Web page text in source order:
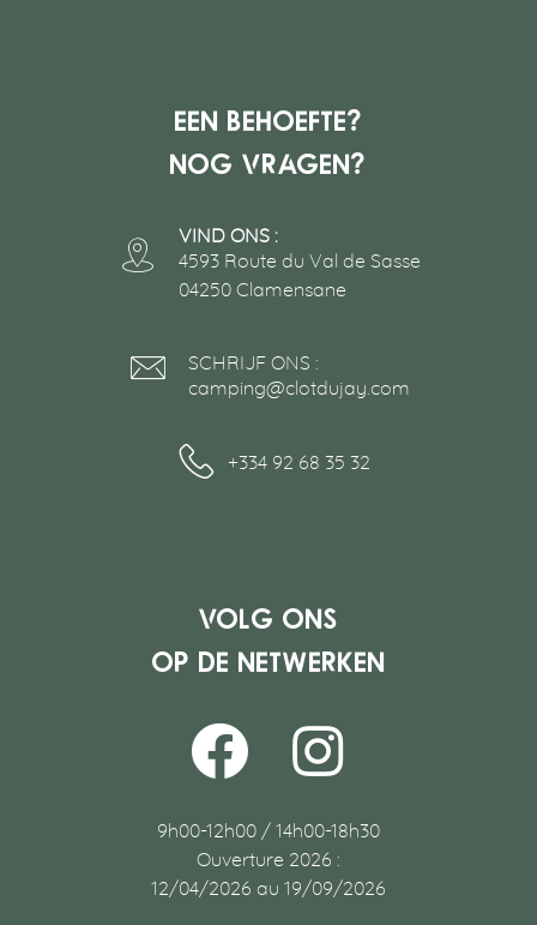
Een behoefte?
Nog vragen?
SCHRIJF ONS :
camping@clotdujay.com
VIND ONS :
4593 Route du Val de Sasse
04250 Clamensane
+334 92 68 35 32
Volg ons
op de netwerken
9h00-12h00 / 14h00-18h30
Ouverture 2026 :
12/04/2026 au 19/09/2026